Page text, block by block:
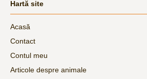
Hartă site
Acasă
Contact
Contul meu
Articole despre animale